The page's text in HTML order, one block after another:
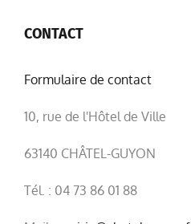
CONTACT
Formulaire de contact
10, rue de l'Hôtel de Ville
63140 CHÂTEL-GUYON
Tél. : 04 73 86 01 88